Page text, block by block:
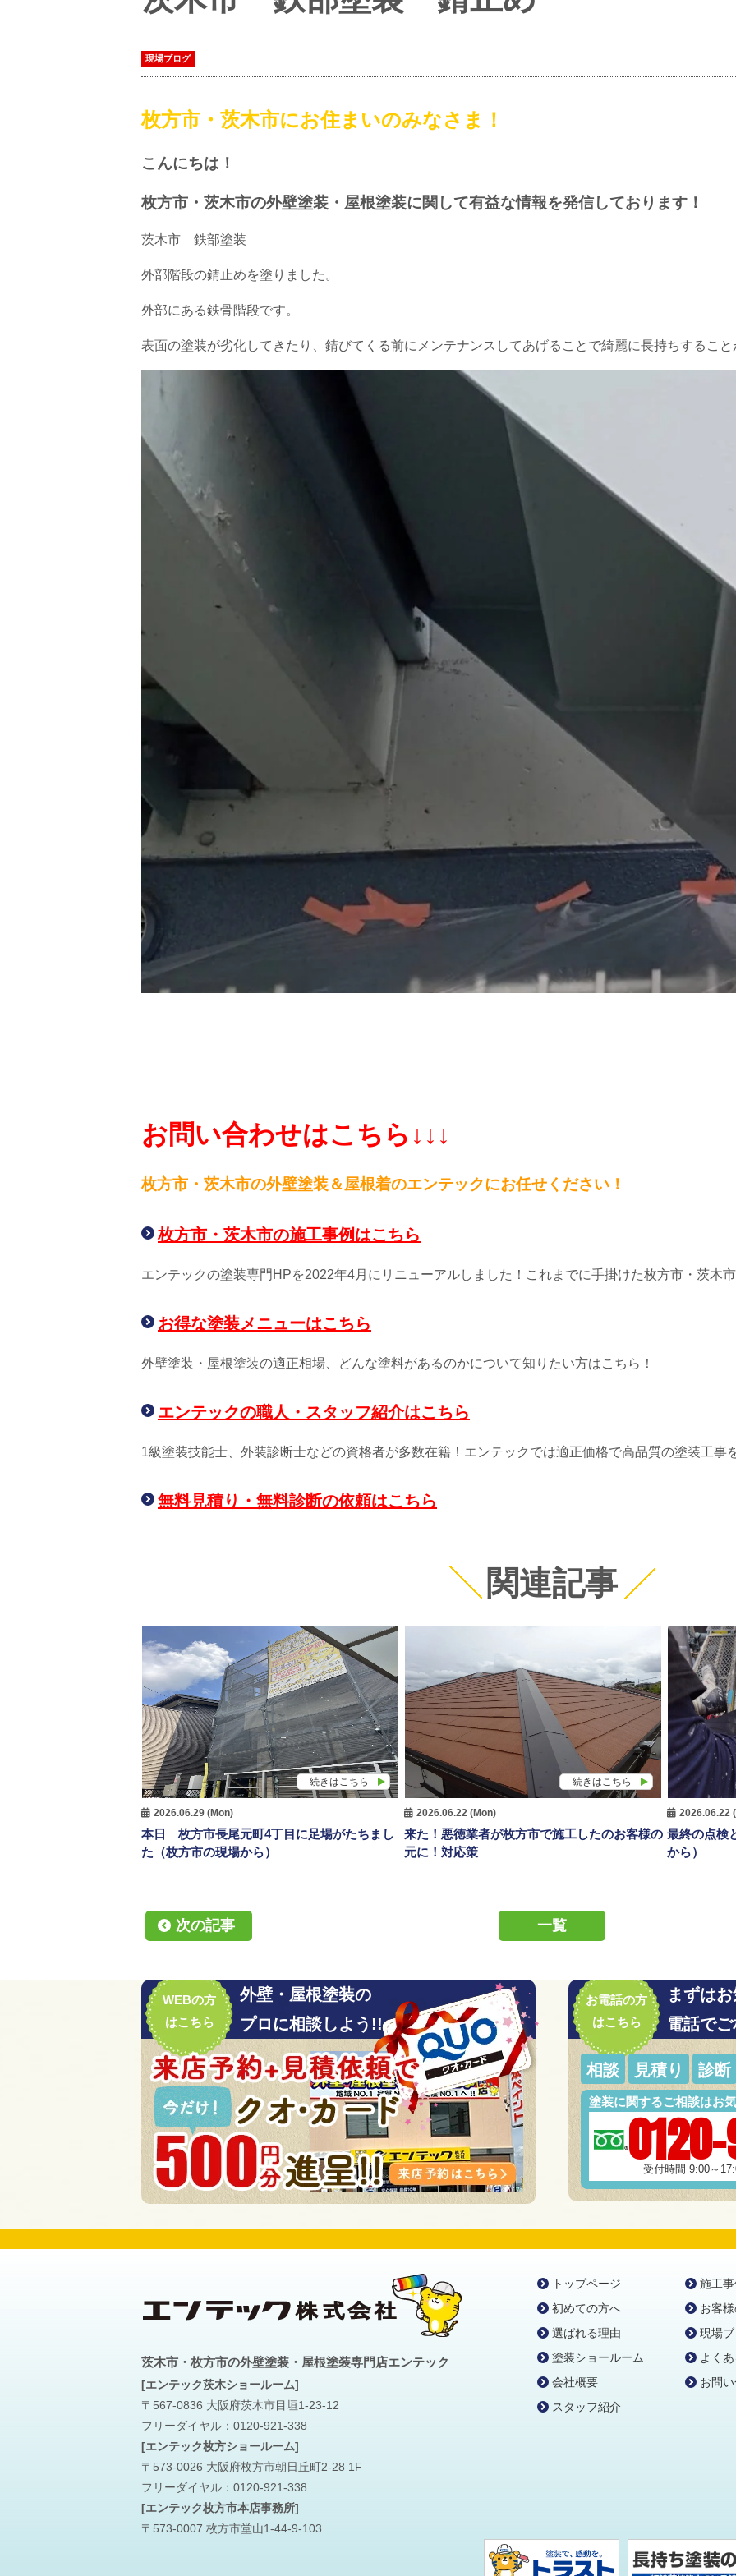
現場ブログ
枚方市・茨木市にお住まいのみなさま！
こんにちは！
枚方市・茨木市の外壁塗装・屋根塗装に関して有益な情報を発信しております！
茨木市 鉄部塗装
外部階段の錆止めを塗りました。
外部にある鉄骨階段です。
表面の塗装が劣化してきたり、錆びてくる前にメンテナンスしてあげることで綺麗に長持ちするこ
お問い合わせはこちら↓↓↓
枚方市・茨木市の外壁塗装＆屋根着のエンテックにお任せください！
枚方市・茨木市の施工事例はこちら
エンテックの塗装専門HPを2022年4月にリニューアルしました！これまでに手掛けた枚方市・茨木
お得な塗装メニューはこちら
外壁塗装・屋根塗装の適正相場、どんな塗料があるのかについて知りたい方はこちら！
エンテックの職人・スタッフ紹介はこちら
1級塗装技能士、外装診断士などの資格者が多数在籍！エンテックでは適正価格で高品質の塗装工事
無料見積り・無料診断の依頼はこちら
関連記事
続きはこちら
2026.06.29 (Mon)
本日 枚方市長尾元町4丁目に足場がたちまし
た（枚方市の現場から）
続きはこちら
2026.06.22 (Mon)
来た！悪徳業者が枚方市で施工したのお客様の
元に！対応策
2026.06.22
最終の点検
から）
次の記事 一覧
お電話の方
はこちら
まずは
電話で
相談 見積り 診断
塗装に関するご相談はお
受付時間 9:00～
WEBの方
はこちら
外壁・屋根塗装の
プロに相談しよう!!
茨木市・枚方市の外壁塗装・屋根塗装専門店エンテック
[エンテック茨木ショールーム]
〒567-0836 大阪府茨木市目垣1-23-12
フリーダイヤル： 0120-921-338
[エンテック枚方ショールーム]
〒573-0026 大阪府枚方市朝日丘町2-28 1F
フリーダイヤル： 0120-921-338
[エンテック枚方市本店事務所]
〒573-0007 枚方市堂山1-44-9-103
トップページ
初めての方へ
選ばれる理由
塗装ショールーム
会社概要
スタッフ紹介
施工
お客
現場
よく
お問